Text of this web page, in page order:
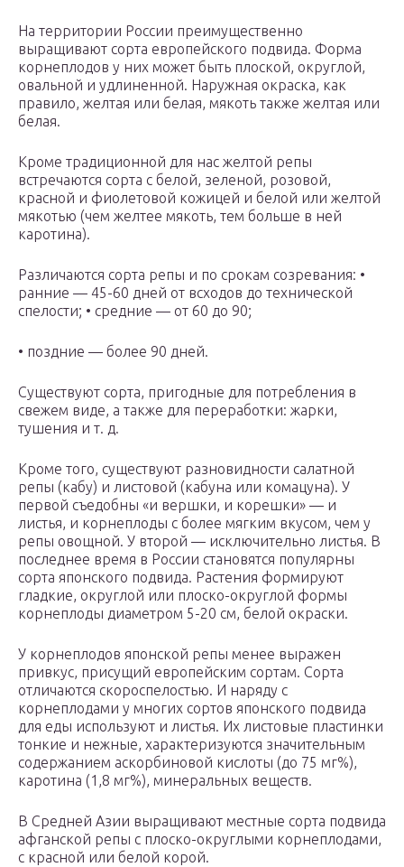
На территории России преимущественно
выращивают сорта европейского подвида. Форма
корнеплодов у них может быть плоской, округлой,
овальной и удлиненной. Наружная окраска, как
правило, желтая или белая, мякоть также желтая или
белая.
Кроме традиционной для нас желтой репы
встречаются сорта с белой, зеленой, розовой,
красной и фиолетовой кожицей и белой или желтой
мякотью (чем желтее мякоть, тем больше в ней
каротина).
Различаются сорта репы и по срокам созревания: •
ранние — 45-60 дней от всходов до технической
спелости; • средние — от 60 до 90;
• поздние — более 90 дней.
Существуют сорта, пригодные для потребления в
свежем виде, а также для переработки: жарки,
тушения и т. д.
Кроме того, существуют разновидности салатной
репы (кабу) и листовой (кабуна или комацуна). У
первой съедобны «и вершки, и корешки» — и
листья, и корнеплоды с более мягким вкусом, чем у
репы овощной. У второй — исключительно листья. В
последнее время в России становятся популярны
сорта японского подвида. Растения формируют
гладкие, округлой или плоско-округлой формы
корнеплоды диаметром 5-20 см, белой окраски.
У корнеплодов японской репы менее выражен
привкус, присущий европейским сортам. Сорта
отличаются скороспелостью. И наряду с
корнеплодами у многих сортов японского подвида
для еды используют и листья. Их листовые пластинки
тонкие и нежные, характеризуются значительным
содержанием аскорбиновой кислоты (до 75 мг%),
каротина (1,8 мг%), минеральных веществ.
В Средней Азии выращивают местные сорта подвида
афганской репы с плоско-округлыми корнеплодами,
с красной или белой корой.